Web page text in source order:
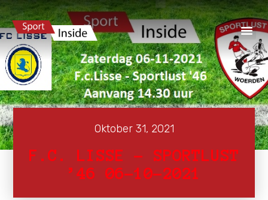
Oktober 31, 2021
F.C. LISSE – SPORTLUST
’46 06-10-2021